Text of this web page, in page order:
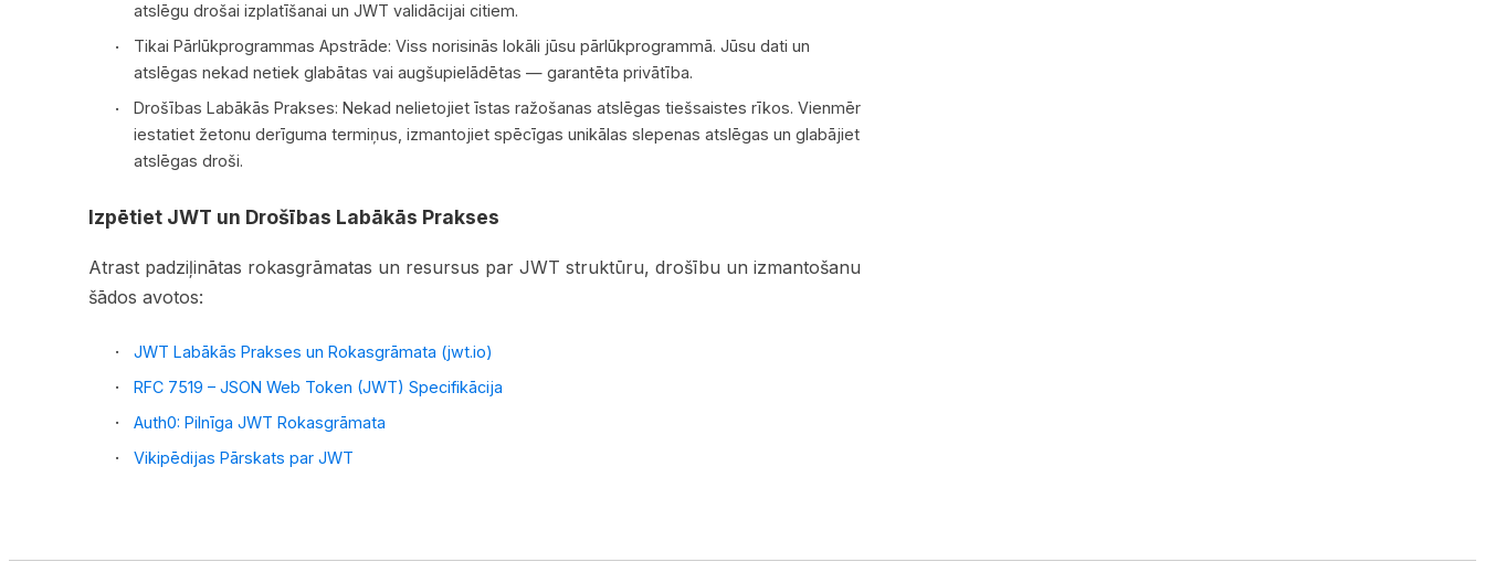
atslēgu drošai izplatīšanai un JWT validācijai citiem.
Tikai Pārlūkprogrammas Apstrāde: Viss norisinās lokāli jūsu pārlūkprogrammā. Jūsu dati un
atslēgas nekad netiek glabātas vai augšupielādētas — garantēta privātība.
Drošības Labākās Prakses: Nekad nelietojiet īstas ražošanas atslēgas tiešsaistes rīkos. Vienmēr
iestatiet žetonu derīguma termiņus, izmantojiet spēcīgas unikālas slepenas atslēgas un glabājiet
atslēgas droši.
Izpētiet JWT un Drošības Labākās Prakses
Atrast padziļinātas rokasgrāmatas un resursus par JWT struktūru, drošību un izmantošanu
šādos avotos:
JWT Labākās Prakses un Rokasgrāmata (jwt.io)
RFC 7519 – JSON Web Token (JWT) Specifikācija
Auth0: Pilnīga JWT Rokasgrāmata
Vikipēdijas Pārskats par JWT